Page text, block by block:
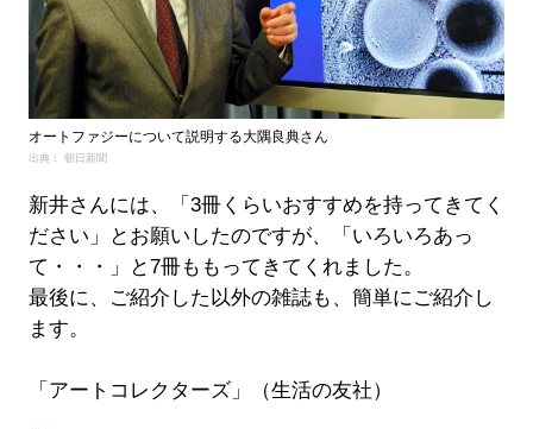
オートファジーについて説明する大隅良典さん
出典： 朝日新聞
新井さんには、「3冊くらいおすすめを持ってきてく
ださい」とお願いしたのですが、「いろいろあっ
て・・・」と7冊ももってきてくれました。
最後に、ご紹介した以外の雑誌も、簡単にご紹介し
ます。
「アートコレクターズ」（生活の友社）